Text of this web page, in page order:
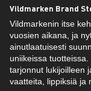
Vildmarken Brand
Vildmarkenin itse
vuosien aikana, ja
ainutlaatuisesti
uniikeissa
tarjonnut lukijoilleen
vaatteita, lippiksiä ja